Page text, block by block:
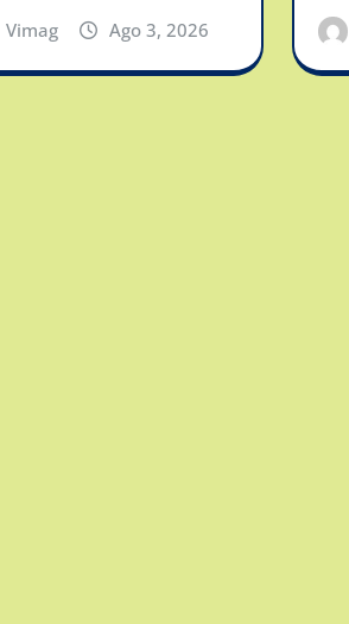
Vimag Ago 3, 2026